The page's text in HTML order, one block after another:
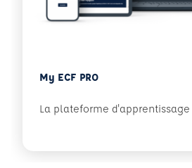
My ECF PRO
La plateforme